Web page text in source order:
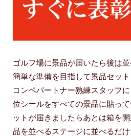
ゴルフ場に景品が届いたら後は
簡単な準備を目指して景品セット
コンペパートナー熟練スタッフ
位シールをすべての景品に貼っ
ットが届きましたらあとは箱を
品を並べるステージに並べるだ